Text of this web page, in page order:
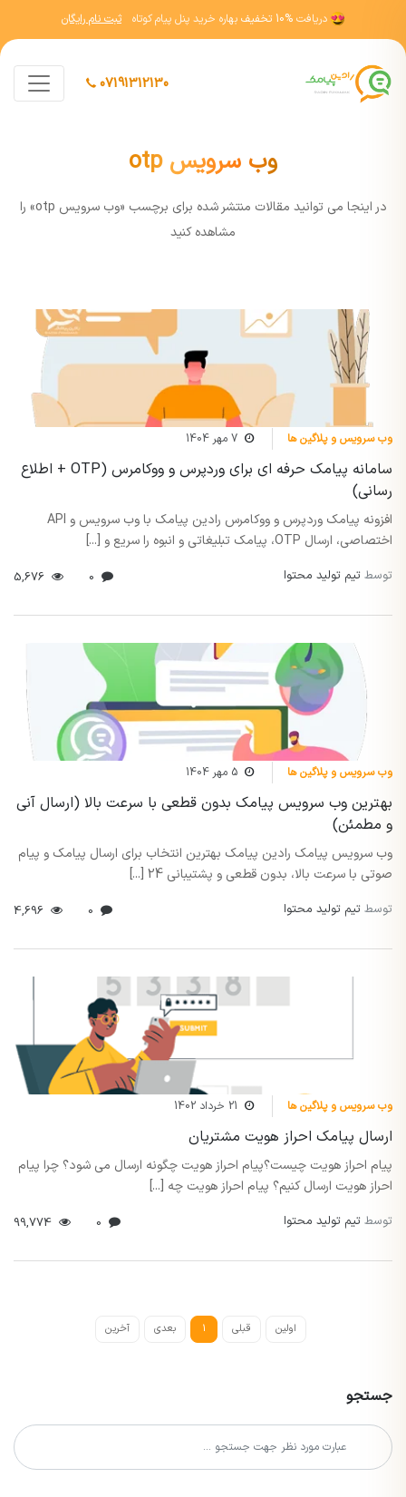
دریافت 10% تخفیف بهاره خرید پنل پیام کوتاه ثبت نام رایگان
07191312130
وب سرویس otp
در اينجا مي توانيد مقالات منتشر شده برای برچسب «وب سرویس otp» را
مشاهده کنيد
وب سرویس و پلاگین ها 7 مهر 1404
سامانه پیامک حرفه ای برای وردپرس و ووکامرس (OTP + اطلاع
رسانی)
افزونه پیامک وردپرس و ووکامرس رادین پیامک با وب سرویس و API
اختصاصی، ارسال OTP، پیامک تبلیغاتی و انبوه را سریع و [...]
توسط تیم تولید محتوا
وب سرویس و پلاگین ها 5 مهر 1404
بهترین وب سرویس پیامک بدون قطعی با سرعت بالا (ارسال آنی
و مطمئن)
وب سرویس پیامک رادین پیامک بهترین انتخاب برای ارسال پیامک و پیام
صوتی با سرعت بالا، بدون قطعی و پشتیبانی 24 [...]
توسط تیم تولید محتوا
وب سرویس و پلاگین ها 21 خرداد 1402
ارسال پیامک احراز هویت مشتریان
پیام احراز هویت چیست؟پیام احراز هویت چگونه ارسال می شود؟ چرا پیام
احراز هویت ارسال کنیم؟ پیام احراز هویت چه [...]
توسط تیم تولید محتوا
اولین قبلی 1 بعدی آخرین
جستجو